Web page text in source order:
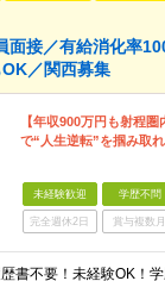
面接／有給消化率
／関西募集
【年収900万円も射程
で“人生逆転”を掴み取れ
未経験歓迎 学歴不問
完全週休2日 賞与複数月